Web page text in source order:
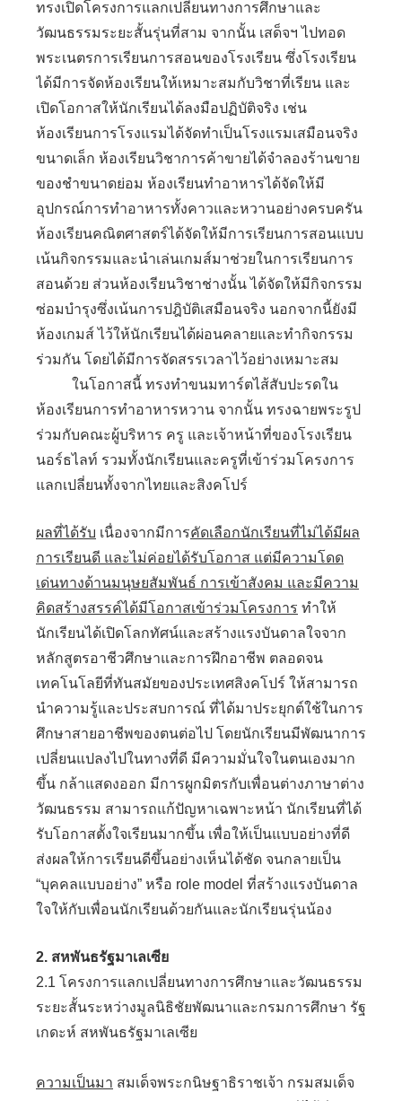
ทรงเปิดโครงการแลกเปลี่ยนทางการศึกษาและ
วัฒนธรรมระยะสั้นรุ่นที่สาม จากนั้น เสด็จฯ ไปทอด
พระเนตรการเรียนการสอนของโรงเรียน ซึ่งโรงเรียน
ได้มีการจัดห้องเรียนให้เหมาะสมกับวิชาที่เรียน และ
เปิดโอกาสให้นักเรียนได้ลงมือปฏิบัติจริง เช่น
ห้องเรียนการโรงแรมได้จัดทำเป็นโรงแรมเสมือนจริง
ขนาดเล็ก ห้องเรียนวิชาการค้าขายได้จำลองร้านขาย
ของชำขนาดย่อม ห้องเรียนทำอาหารได้จัดให้มี
อุปกรณ์การทำอาหารทั้งคาวและหวานอย่างครบครัน
ห้องเรียนคณิตศาสตร์ได้จัดให้มีการเรียนการสอนแบบ
เน้นกิจกรรมและนำเล่นเกมส์มาช่วยในการเรียนการ
สอนด้วย ส่วนห้องเรียนวิชาช่างนั้น ได้จัดให้มีกิจกรรม
ซ่อมบำรุงซึ่งเน้นการปฎิบัติเสมือนจริง นอกจากนี้ยังมี
ห้องเกมส์ ไว้ให้นักเรียนได้ผ่อนคลายและทำกิจกรรม
ร่วมกัน โดยได้มีการจัดสรรเวลาไว้อย่างเหมาะสม
ในโอกาสนี้ ทรงทำขนมทาร์ตไส้สับปะรดใน
ห้องเรียนการทำอาหารหวาน จากนั้น ทรงฉายพระรูป
ร่วมกับคณะผู้บริหาร ครู และเจ้าหน้าที่ของโรงเรียน
นอร์ธไลท์ รวมทั้งนักเรียนและครูที่เข้าร่วมโครงการ
แลกเปลี่ยนทั้งจากไทยและสิงคโปร์
ผลที่ได้รับ เนื่องจากมีการคัดเลือกนักเรียนที่ไม่ได้มีผล
การเรียนดี และไม่ค่อยได้รับโอกาส แต่มีความโดด
เด่นทางด้านมนุษยสัมพันธ์ การเข้าสังคม และมีความ
คิดสร้างสรรค์ได้มีโอกาสเข้าร่วมโครงการ ทำให้
นักเรียนได้เปิดโลกทัศน์และสร้างแรงบันดาลใจจาก
หลักสูตรอาชีวศึกษาและการฝึกอาชีพ ตลอดจน
เทคโนโลยีที่ทันสมัยของประเทศสิงคโปร์ ให้สามารถ
นำความรู้และประสบการณ์ ที่ได้มาประยุกต์ใช้ในการ
ศึกษาสายอาชีพของตนต่อไป โดยนักเรียนมีพัฒนาการ
เปลี่ยนแปลงไปในทางที่ดี มีความมั่นใจในตนเองมาก
ขึ้น กล้าแสดงออก มีการผูกมิตรกับเพื่อนต่างภาษาต่าง
วัฒนธรรม สามารถแก้ปัญหาเฉพาะหน้า นักเรียนที่ได้
รับโอกาสตั้งใจเรียนมากขึ้น เพื่อให้เป็นแบบอย่างที่ดี
ส่งผลให้การเรียนดีขึ้นอย่างเห็นได้ชัด จนกลายเป็น
“บุคคลแบบอย่าง” หรือ role model ที่สร้างแรงบันดาล
ใจให้กับเพื่อนนักเรียนด้วยกันและนักเรียนรุ่นน้อง
2. สหพันธรัฐมาเลเซีย
2.1 โครงการแลกเปลี่ยนทางการศึกษาและวัฒนธรรม
ระยะสั้นระหว่างมูลนิธิชัยพัฒนาและกรมการศึกษา รัฐ
เกดะห์ สหพันธรัฐมาเลเซีย
ความเป็นมา สมเด็จพระกนิษฐาธิราชเจ้า กรมสมเด็จ